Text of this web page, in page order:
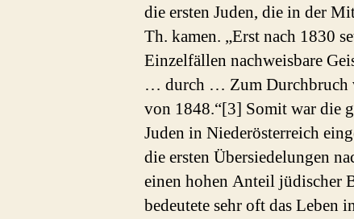
die ersten Juden, die in der
Th. kamen. „Erst nach 1830
Einzelfällen nachweisbare
… durch … Zum Durchbruch
von 1848.“[3] Somit war die
Juden in Niederösterreich
die ersten Übersiedelungen
einen hohen Anteil jüdischer
bedeutete sehr oft das Leben